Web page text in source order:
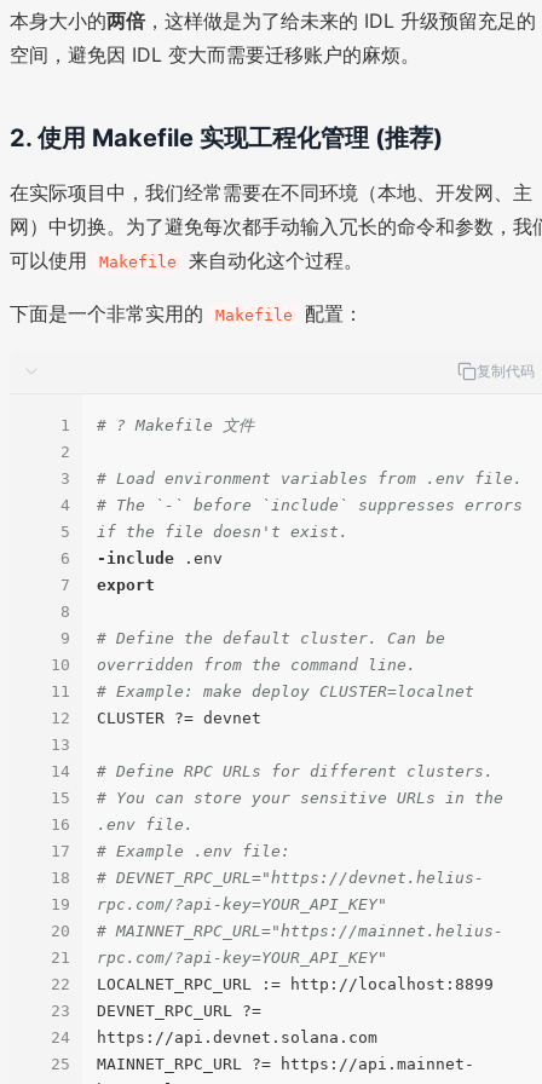
本身大小的两倍，这样做是为了给未来的 IDL 升级预留充足的
空间，避免因 IDL 变大而需要迁移账户的麻烦。
2. 使用 Makefile 实现工程化管理 (推荐)
在实际项目中，我们经常需要在不同环境（本地、开发网、主
网）中切换。为了避免每次都手动输入冗长的命令和参数，我
可以使用
Makefile 来自动化这个过程。
下面是一个非常实用的 Makefile 配置：
复制代码
1
2
3
4
5
6
7
8
9
10
11
12
13
14
15
16
17
18
19
20
21
22
23
24
25
# ? Makefile 文件
# Load environment variables from .env file.
# The `-` before `include` suppresses errors
if the file doesn't exist.
-include
export
# Define the default cluster. Can be
overridden from the command line.
# Example: make deploy CLUSTER=localnet
CLUSTER ?= devnet
# Define RPC URLs for different clusters.
# You can store your sensitive URLs in the
.env file.
# Example .env file:
# DEVNET_RPC_URL="https://devnet.helius-
rpc.com/?api-key=YOUR_API_KEY"
# MAINNET_RPC_URL="https://mainnet.helius-
rpc.com/?api-key=YOUR_API_KEY"
LOCALNET_RPC_URL := http://localhost:8899
DEVNET_RPC_URL ?=
https://api.devnet.solana.com
MAINNET_RPC_URL ?= https://api.mainnet-